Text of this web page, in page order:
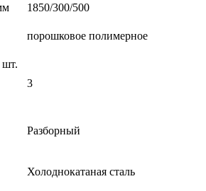
1850/300/500
порошковое полимерное
шт.
3
Разборный
Холоднокатаная сталь